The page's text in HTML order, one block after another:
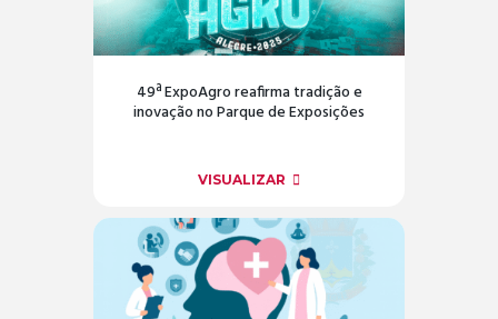
49ª ExpoAgro reafirma tradição e
inovação no Parque de Exposições
VISUALIZAR